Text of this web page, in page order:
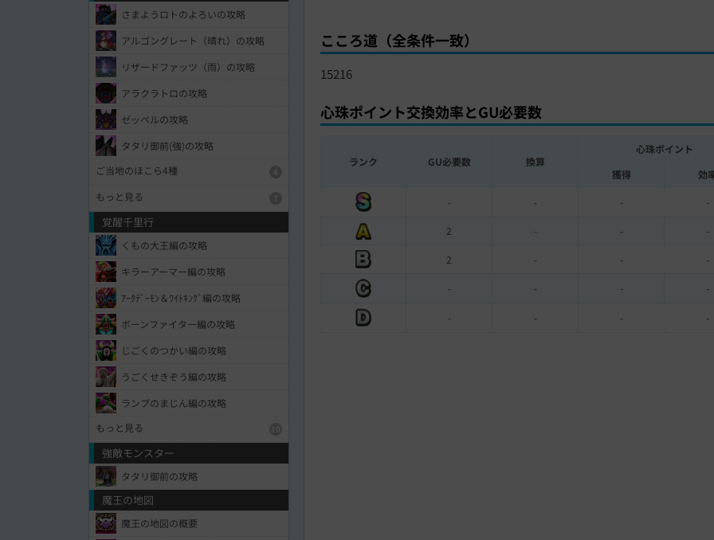
こころ道（全条件一致）
15216
心珠ポイント交換効率とGU必要数
ランク GU必要数 換算
心珠ポイント
獲得
効
- - - -
2 - - -
2 - - -
- - - -
- - - -
さまようロトのよろいの攻略
アルゴングレート（晴れ）の攻略
リザードファッツ（雨）の攻略
アラクラトロの攻略
ゼッペルの攻略
タタリ御前(強)の攻略
ご当地のほこら4種
もっと見る
覚醒千里行
くもの大王編の攻略
キラーアーマー編の攻略
ｱｰｸﾃﾞｰﾓﾝ＆ﾜｲﾄｷﾝｸﾞ編の攻略
ボーンファイター編の攻略
じごくのつかい編の攻略
うごくせきぞう編の攻略
ランプのまじん編の攻略
もっと見る
強敵モンスター
タタリ御前の攻略
魔王の地図
魔王の地図の概要